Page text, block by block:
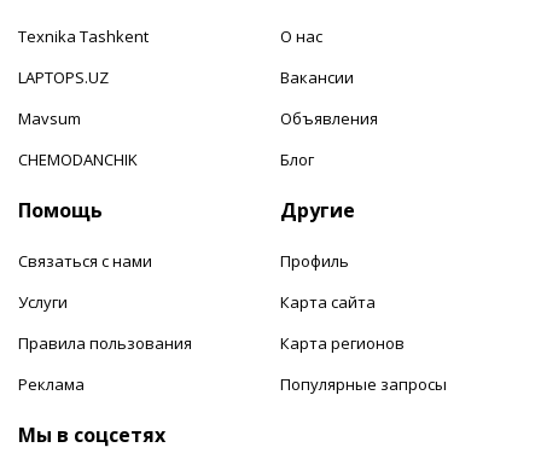
Texnika Tashkent
LAPTOPS.UZ
Mavsum
CHEMODANCHIK
О нас
Вакансии
Объявления
Блог
Помощь
Связаться с нами
Услуги
Правила пользования
Реклама
Другие
Профиль
Карта сайта
Карта регионов
Популярные запросы
Мы в соцсетях